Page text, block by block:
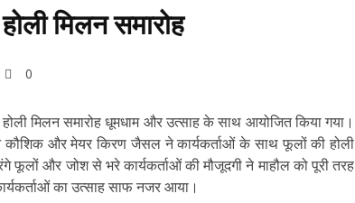
मिलन समारोह
0
होली मिलन समारोह धूमधाम और उत्साह के साथ आयोजित किया गया।
कौशिक और मेयर किरण जैसल ने कार्यकर्ताओं के साथ फूलों की होली
और जोश से भरे कार्यकर्ताओं की मौजूदगी ने माहौल को पूरी तरह
का उत्साह साफ नजर आया।